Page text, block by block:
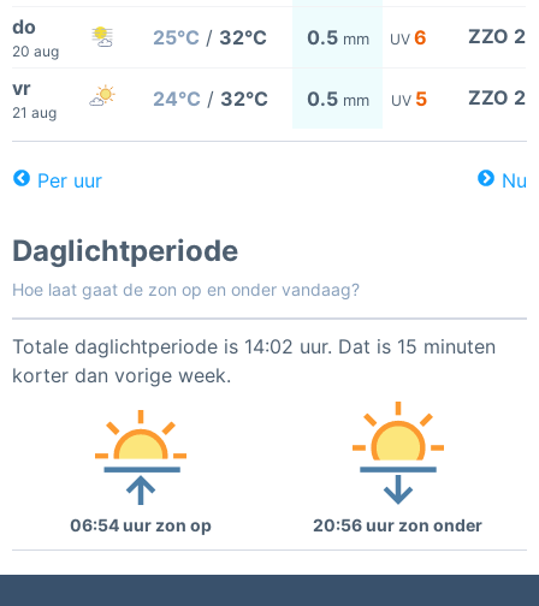
do
20 aug
25°C / 32°C 0.5 mm UV 6 ZZO 2
vr
21 aug
24°C / 32°C 0.5 mm UV 5 ZZO 2
Per uur Nu
Daglichtperiode
Hoe laat gaat de zon op en onder vandaag?
Totale daglichtperiode is 14:02 uur. Dat is 15 minuten
korter dan vorige week.
06:54 uur zon op 20:56 uur zon onder